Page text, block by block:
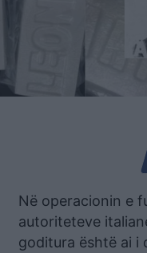
Në operacionin e
autoriteteve
goditura është ai i